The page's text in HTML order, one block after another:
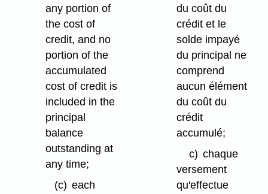
any portion of
the cost of
credit, and no
portion of the
accumulated
cost of credit is
included in the
principal
balance
outstanding at
any time;
(c) each
du coût du
crédit et le
solde impayé
du principal ne
comprend
aucun élément
du coût du
crédit
accumulé;
c) chaque
versement
qu'effectue